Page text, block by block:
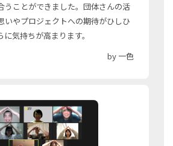
うことができました。団体さんの活
いやプロジェクトへの期待がひしひ
気持ちが高まります。
by 一色